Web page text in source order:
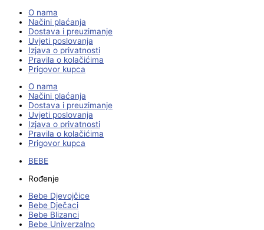
O nama
Načini plaćanja
Dostava i preuzimanje
Uvjeti poslovanja
Izjava o privatnosti
Pravila o kolačićima
Prigovor kupca
O nama
Načini plaćanja
Dostava i preuzimanje
Uvjeti poslovanja
Izjava o privatnosti
Pravila o kolačićima
Prigovor kupca
BEBE
Rođenje
Bebe Djevojčice
Bebe Dječaci
Bebe Blizanci
Bebe Univerzalno